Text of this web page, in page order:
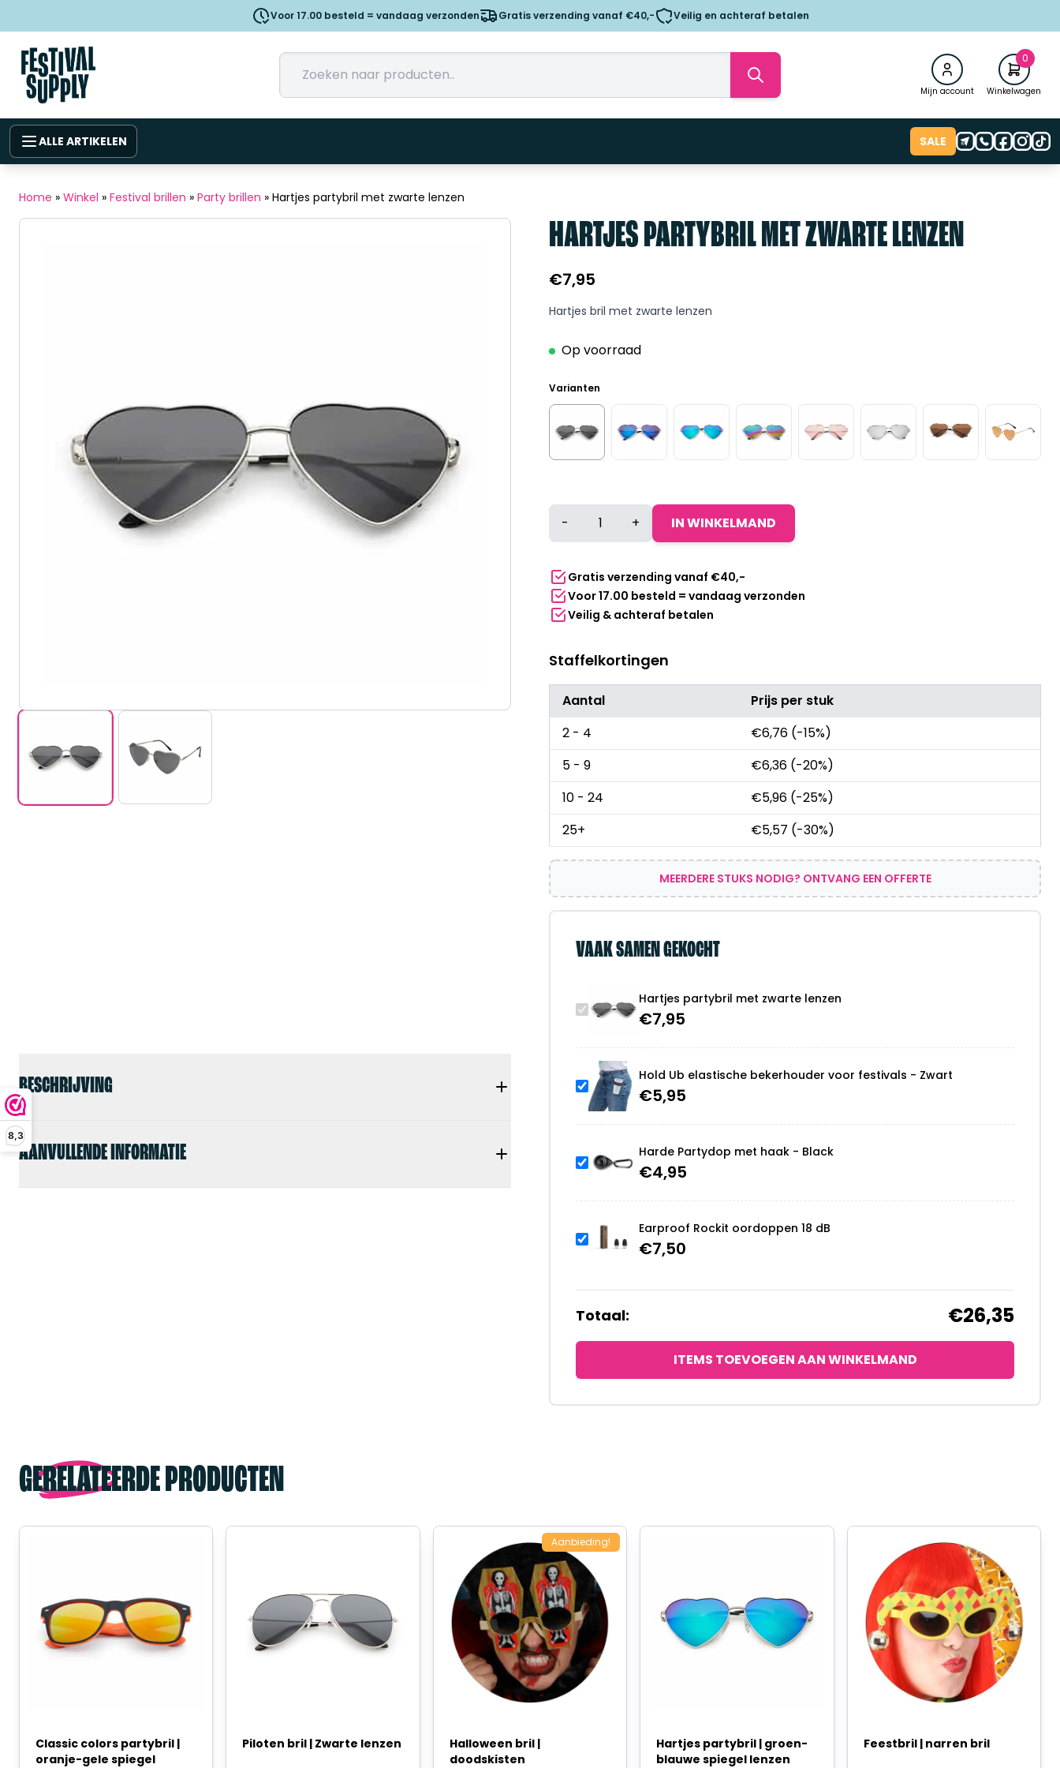
8,3
Voor 17.00 besteld = vandaag verzonden Gratis verzending vanaf €40,- Veilig en achteraf betalen
Mijn account
0
Winkelwagen
ALLE ARTIKELEN SALE
Home » Winkel » Festival brillen » Party brillen » Hartjes partybril met zwarte lenzen
BESCHRIJVING
AANVULLENDE INFORMATIE
HARTJES PARTYBRIL MET ZWARTE LENZEN
€7,95
Hartjes bril met zwarte lenzen
Op voorraad
Varianten
Hartjes
partybril
zwarte
lenzen
aantal
- + IN WINKELMAND
Gratis verzending vanaf €40,-
Voor 17.00 besteld = vandaag verzonden
Veilig & achteraf betalen
Staffelkortingen
Aantal
Prijs per stuk
2 - 4
€6,76 (-15%)
5 - 9
€6,36 (-20%)
10 - 24
€5,96 (-25%)
25+
€5,57 (-30%)
MEERDERE STUKS NODIG? ONTVANG EEN OFFERTE
VAAK SAMEN GEKOCHT
Hartjes partybril met zwarte lenzen
€7,95
Hold Ub elastische bekerhouder voor festivals - Zwart
€5,95
Harde Partydop met haak - Black
€4,95
Earproof Rockit oordoppen 18 dB
€7,50
Totaal: €26,35
ITEMS TOEVOEGEN AAN WINKELMAND
GERELATEERDE PRODUCTEN
Classic colors partybril |
oranje-gele spiegel
Piloten bril | Zwarte lenzen
Aanbieding!
Halloween bril |
doodskisten
Hartjes partybril | groen-
blauwe spiegel lenzen
Feestbril | narren bril